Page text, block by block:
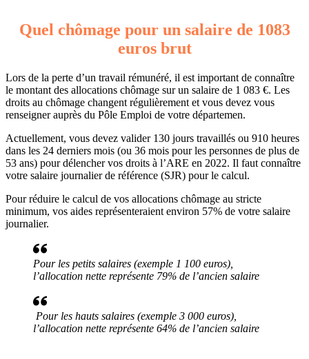
Quel chômage pour un salaire de 1083
euros brut
Lors de la perte d’un travail rémunéré, il est important de connaître
le montant des allocations chômage sur un salaire de 1 083 €. Les
droits au chômage changent régulièrement et vous devez vous
renseigner auprès du Pôle Emploi de votre départemen.
Actuellement, vous devez valider 130 jours travaillés ou 910 heures
dans les 24 derniers mois (ou 36 mois pour les personnes de plus de
53 ans) pour délencher vos droits à l’ARE en 2022. Il faut connaître
votre salaire journalier de référence (SJR) pour le calcul.
Pour réduire le calcul de vos allocations chômage au stricte
minimum, vos aides représenteraient environ 57% de votre salaire
journalier.
Pour les petits salaires (exemple 1 100 euros),
l’allocation nette représente 79% de l’ancien salaire
Pour les hauts salaires (exemple 3 000 euros),
l’allocation nette représente 64% de l’ancien salaire